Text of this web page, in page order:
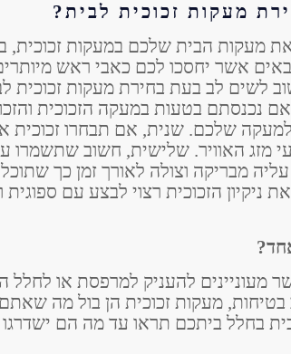
מעקות זכוכית לבית?
מעקות הבית שלכם במעקות
אשר יחסכו לכם כאבי ראש
לשים לב בעת בחירת מעקות זכוכית
נכנסתם בטעות במעקה הזכוכית
למעקה שלכם. שנית, אם תבחרו
מזג האוויר. שלישית, חשוב שתשמרו
עליה מבריקה וצולה לאורך זמן כך
ניקיון הזכוכית רצוי לבצע עם
מעוניינים להעניק למרפסת או לחלל
מעקות זכוכית הן בול מה
בחלל ביתכם תראו עד מה הם ישדרגו